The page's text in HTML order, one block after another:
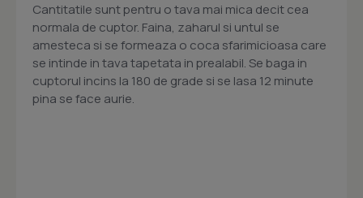
Cantitatile sunt pentru o tava mai mica decit cea
normala de cuptor. Faina, zaharul si untul se
amesteca si se formeaza o coca sfarimicioasa care
se intinde in tava tapetata in prealabil. Se baga in
cuptorul incins la 180 de grade si se lasa 12 minute
pina se face aurie.